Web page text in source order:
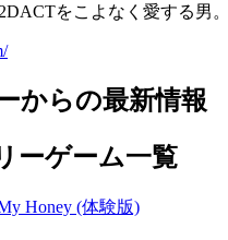
をこよなく愛する男。
からの最新情報
ーゲーム一覧